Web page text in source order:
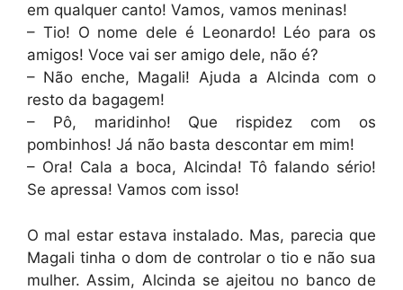
em qualquer canto! Vamos, vamos meninas!
– Tio! O nome dele é Leonardo! Léo para os
amigos! Voce vai ser amigo dele, não é?
– Não enche, Magali! Ajuda a Alcinda com o
resto da bagagem!
– Pô, maridinho! Que rispidez com os
pombinhos! Já não basta descontar em mim!
– Ora! Cala a boca, Alcinda! Tô falando sério!
Se apressa! Vamos com isso!
O mal estar estava instalado. Mas, parecia que
Magali tinha o dom de controlar o tio e não sua
mulher. Assim, Alcinda se ajeitou no banco de